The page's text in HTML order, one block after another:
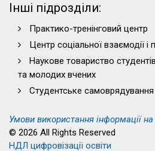
Інші підрозділи:
Практико-тренінговий центр
Центр соціальної взаємодії і
Наукове товариство
та молодих вчених
Студентське самоврядування
Умови використання інформації на
© 2026 All Rights Reserved
НДЛ цифровізації освіти